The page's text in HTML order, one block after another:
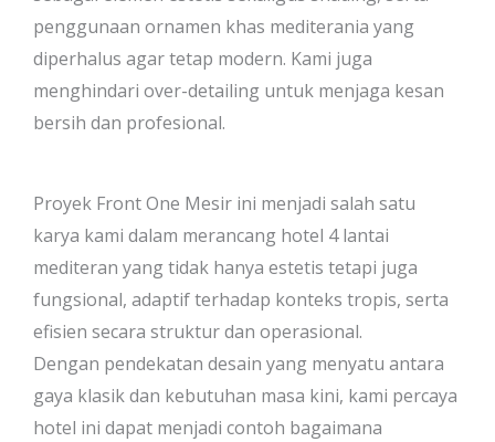
penggunaan ornamen khas mediterania yang
diperhalus agar tetap modern. Kami juga
menghindari over-detailing untuk menjaga kesan
bersih dan profesional.
Proyek Front One Mesir ini menjadi salah satu
karya kami dalam merancang hotel 4 lantai
mediteran yang tidak hanya estetis tetapi juga
fungsional, adaptif terhadap konteks tropis, serta
efisien secara struktur dan operasional.
Dengan pendekatan desain yang menyatu antara
gaya klasik dan kebutuhan masa kini, kami percaya
hotel ini dapat menjadi contoh bagaimana